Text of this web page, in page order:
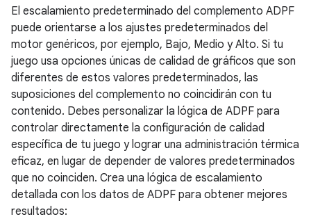
El escalamiento predeterminado del complemento ADPF
puede orientarse a los ajustes predeterminados del
motor genéricos, por ejemplo, Bajo, Medio y Alto. Si tu
juego usa opciones únicas de calidad de gráficos que son
diferentes de estos valores predeterminados, las
suposiciones del complemento no coincidirán con tu
contenido. Debes personalizar la lógica de ADPF para
controlar directamente la configuración de calidad
específica de tu juego y lograr una administración térmica
eficaz, en lugar de depender de valores predeterminados
que no coinciden. Crea una lógica de escalamiento
detallada con los datos de ADPF para obtener mejores
resultados: